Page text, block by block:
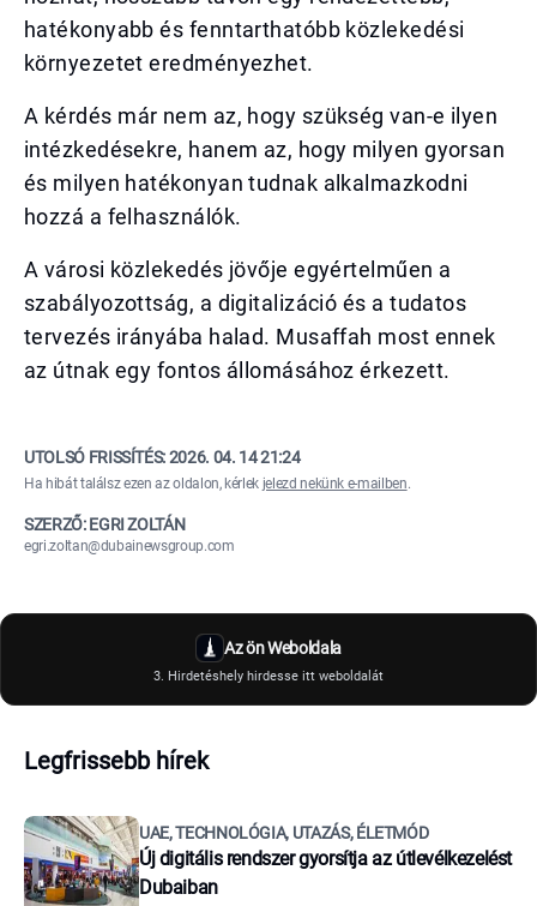
hatékonyabb és fenntarthatóbb közlekedési
környezetet eredményezhet.
A kérdés már nem az, hogy szükség van-e ilyen
intézkedésekre, hanem az, hogy milyen gyorsan
és milyen hatékonyan tudnak alkalmazkodni
hozzá a felhasználók.
A városi közlekedés jövője egyértelműen a
szabályozottság, a digitalizáció és a tudatos
tervezés irányába halad. Musaffah most ennek
az útnak egy fontos állomásához érkezett.
UTOLSÓ FRISSÍTÉS:2026. 04. 14 21:24
Ha hibát találsz ezen az oldalon, kérlek jelezd nekünk e-mailben.
SZERZŐ: EGRI ZOLTÁN
egri.zoltan@dubainewsgroup.com
Az ön Weboldala
3. Hirdetéshely hirdesse itt weboldalát
Legfrissebb hírek
UAE, TECHNOLÓGIA, UTAZÁS, ÉLETMÓD
Új digitális rendszer gyorsítja az útlevélkezelést
Dubaiban